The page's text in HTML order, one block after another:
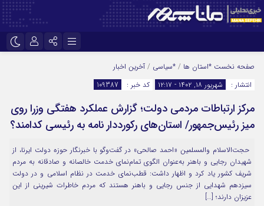
اینستاگرام
سروش
ایتا
آپارات
نام کاربری یا نشانی ایمیل
رمز عبور
مرا به خاطر بسپار
صفحه نخست *استان ها / *سیاسی / آخرین اخبار
انتشار :
شهریور ۱۸, ۱۴۰۲ - ۱۲:۱۷ کد خبر : 109387
مرکز ارتباطات مردمی دولت؛ گزارش عملکرد هفتگی وزرا روی
میز رئیس‌جمهور/ استان‌های رکورددار نامه به رئیسی کدامند؟
حجت‌الاسلام والمسلمین «احمد صالحی» در گفت‌وگو با خبرنگار حوزه دولت ایرنا، از
شهیدان رجایی و باهنر به‌عنوان الگوی تمام‌نمای خدمت خالصانه و صادقانه به مردم
شریف کشور یاد کرد و اظهار داشت: قطب‌نمای خدمت در نظام اسلامی و در دولت
سیزدهم شهدایی از جنس رجایی و باهنر هستند که مردم خاطرات شیرینی از این
عزیزان دارند؛ […]